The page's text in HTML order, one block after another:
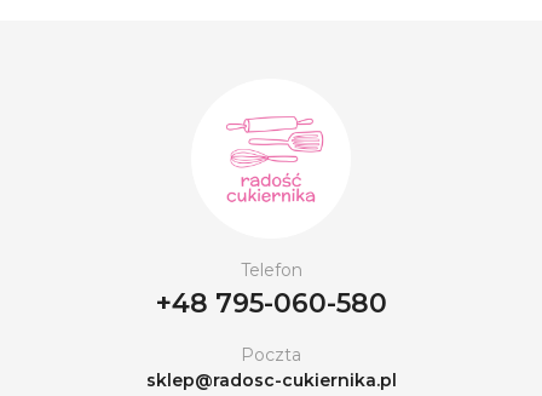
Telefon
+48 795-060-580
Poczta
sklep@radosc-cukiernika.pl